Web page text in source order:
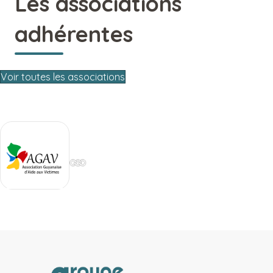
adhérentes
Voir toutes les associations